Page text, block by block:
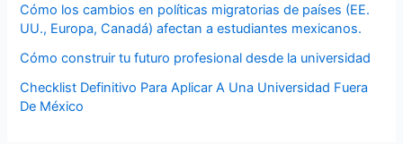
Cómo los cambios en políticas migratorias de países (EE.
UU., Europa, Canadá) afectan a estudiantes mexicanos.
Cómo construir tu futuro profesional desde la universidad
Checklist Definitivo Para Aplicar A Una Universidad Fuera
De México